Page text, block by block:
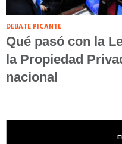
DEBATE PICANTE
Qué pasó con la
la Propiedad
nacional